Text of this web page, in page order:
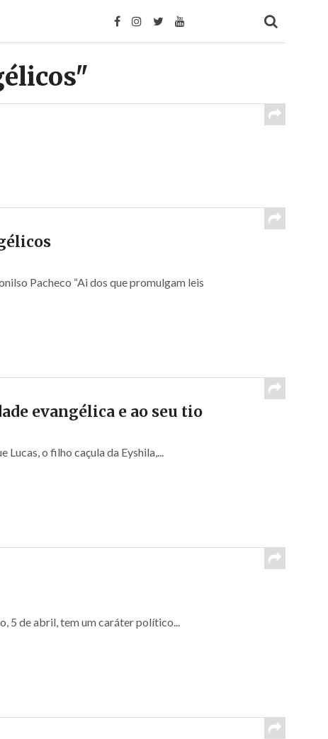
Pacheco “Ai dos que promulgam leis
evangélica e ao seu tio
o filho caçula da Eyshila,...
5 de abril, tem um caráter político...